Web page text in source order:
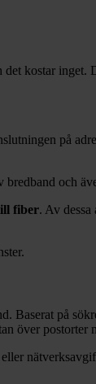
kostar
på
och
fiber. Av dessa
Baserat på
över postorter